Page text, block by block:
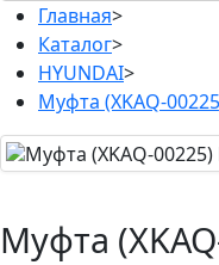
Главная>
Каталог>
HYUNDAI>
Муфта (XKAQ-
Муфта